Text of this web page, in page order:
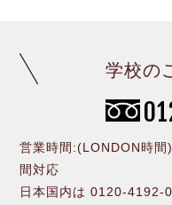
学校の
営業時間:(LONDON時
間対応
日本国内は 0120-4192-